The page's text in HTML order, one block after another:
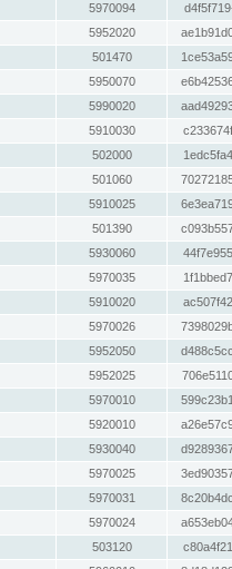
5970094
5952020
501470
5950070
5990020
5910030
502000
501060
5910025
501390
5930060
5970035
5910020
5970026
5952050
5952025
5970010
5920010
5930040
5970025
5970031
5970024
503120